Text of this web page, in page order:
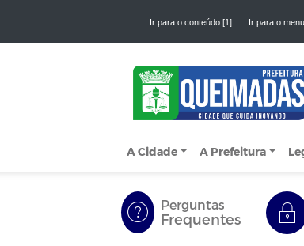
Ir para o conteúdo [1] Ir para o
A Cidade A Prefeitura
Perguntas
Frequentes